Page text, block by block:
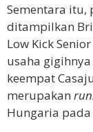
Sementara itu,
ditampilkan
Low Kick
usaha
keempat
merupakan
Hungaria